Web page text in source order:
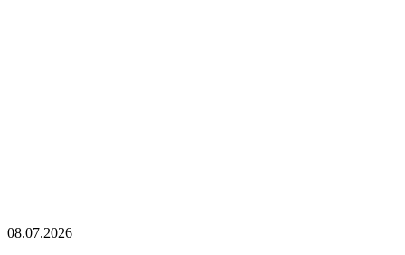
08.07.2026